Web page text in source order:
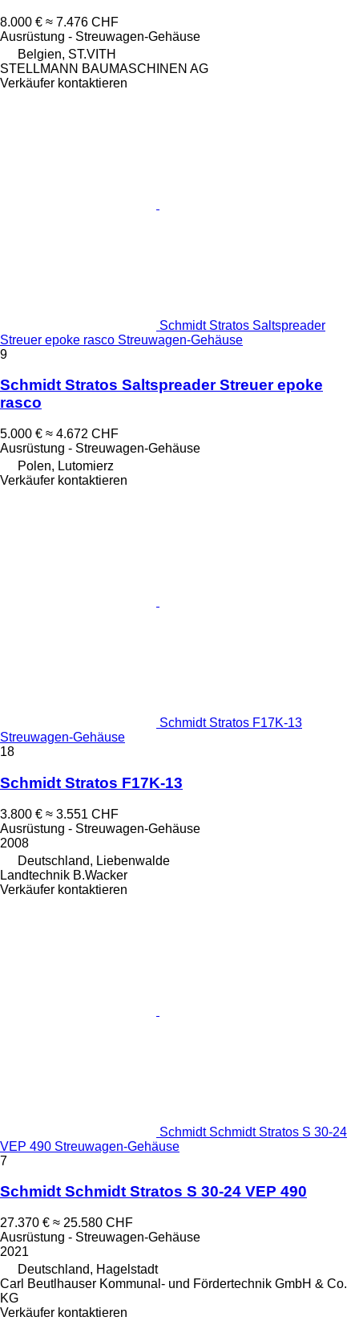
8.000 € ≈ 7.476 CHF
Ausrüstung - Streuwagen-Gehäuse
Belgien, ST.VITH
STELLMANN BAUMASCHINEN AG
Verkäufer kontaktieren
Schmidt Stratos Saltspreader
Streuer epoke rasco Streuwagen-Gehäuse
9
Schmidt Stratos Saltspreader Streuer epoke
rasco
5.000 € ≈ 4.672 CHF
Ausrüstung - Streuwagen-Gehäuse
Polen, Lutomierz
Verkäufer kontaktieren
Schmidt Stratos F17K-13
Streuwagen-Gehäuse
18
Schmidt Stratos F17K-13
3.800 € ≈ 3.551 CHF
Ausrüstung - Streuwagen-Gehäuse
2008
Deutschland, Liebenwalde
Landtechnik B.Wacker
Verkäufer kontaktieren
Schmidt Schmidt Stratos S 30-24
VEP 490 Streuwagen-Gehäuse
7
Schmidt Schmidt Stratos S 30-24 VEP 490
27.370 € ≈ 25.580 CHF
Ausrüstung - Streuwagen-Gehäuse
2021
Deutschland, Hagelstadt
Carl Beutlhauser Kommunal- und Fördertechnik GmbH & Co.
KG
Verkäufer kontaktieren